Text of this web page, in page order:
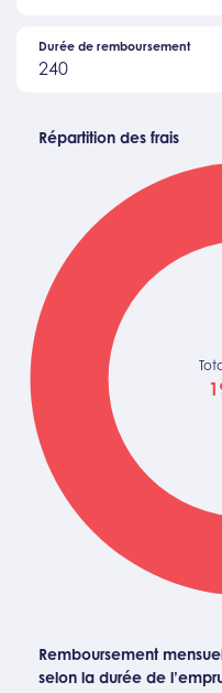
240
Durée de remboursement
Répartition des frais
Remboursement
selon la durée de